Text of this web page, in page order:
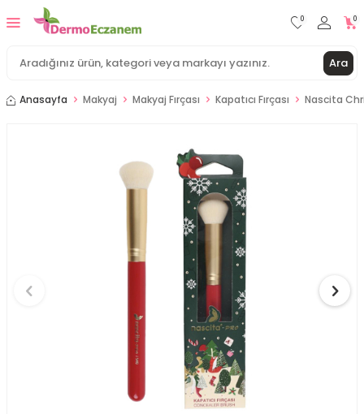
Ara
0 0
Anasayfa Makyaj Makyaj Fırçası Kapatıcı Fırçası Nascita